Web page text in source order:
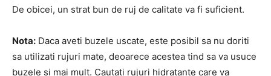
De obicei, un strat bun de ruj de calitate va fi suficient.
Nota: Daca aveti buzele uscate, este posibil sa nu doriti
sa utilizati rujuri mate, deoarece acestea tind sa va usuce
buzele si mai mult. Cautati rujuri hidratante care va